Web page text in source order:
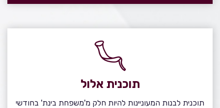
תוכנית אלול
תוכנית לבנות המעוניינות להיות חלק מ'משפחת בינת' בחודשי